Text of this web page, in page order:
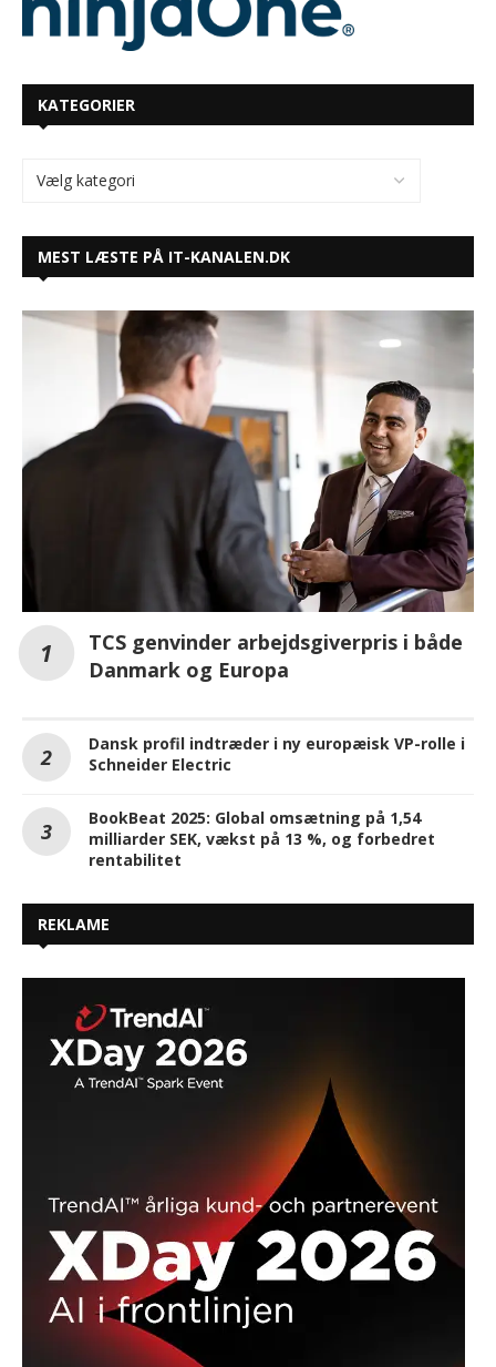
KATEGORIER
MEST LÆSTE PÅ IT-KANALEN.DK
TCS genvinder arbejdsgiverpris i både
Danmark og Europa
Dansk profil indtræder i ny europæisk VP-rolle i
Schneider Electric
BookBeat 2025: Global omsætning på 1,54
milliarder SEK, vækst på 13 %, og forbedret
rentabilitet
REKLAME